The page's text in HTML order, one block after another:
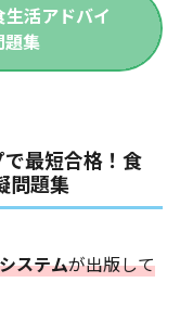
活アドバイ
題集
最短合格！食
問題集
ステムが出版して